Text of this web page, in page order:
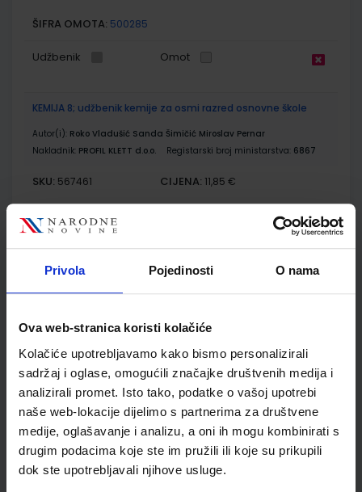
Privola Pojedinosti O nama
Ova web-stranica koristi kolačiće
Kolačiće upotrebljavamo kako bismo personalizirali
sadržaj i oglase, omogućili značajke društvenih medija i
analizirali promet. Isto tako, podatke o vašoj upotrebi
naše web-lokacije dijelimo s partnerima za društvene
medije, oglašavanje i analizu, a oni ih mogu kombinirati s
drugim podacima koje ste im pružili ili koje su prikupili
dok ste upotrebljavali njihove usluge.
ŠIFRA OMOTA: 500285
Udžbenik Omot
KEMIJA 8; udžbenik kemije za osmi razred osnovne škole
Autor(i): Roko Vladušić Sanda Šimičić Miroslav Pernar
Nakladnik: PROFIL KLETT d.o.o. Registarski broj ministarstva: 6867
SKU: 567461 CIJENA: 11,85 €
Udžbenik Omot
GEA 4; udžbenik za geografiju u osmom razredu OŠ s
Nakladnik:ŠKOLSKA KNJIGA d.d. Registarski broj ministarstva: 7625
SKU: 569175 CIJENA: 12,04 €
ŠIFRA OMOTA: 500175
Udžbenik Omot